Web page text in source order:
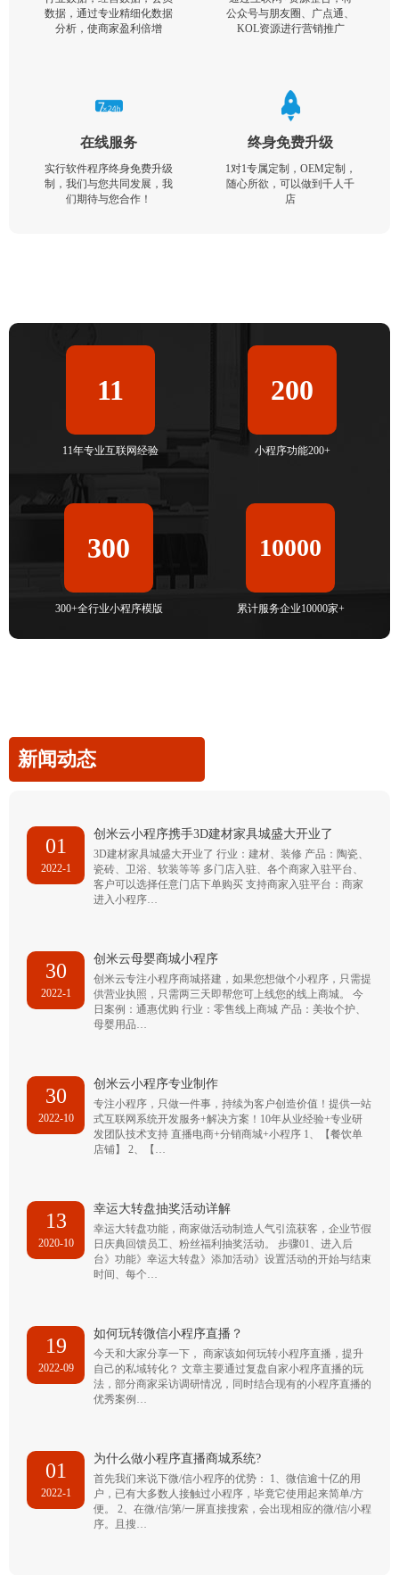
数据，通过专业精细化数据
分析，使商家盈利倍增
公众号与朋友圈、广点通、
KOL资源进行营销推广
在线服务
实行软件程序终身免费升级
制，我们与您共同发展，我
们期待与您合作！
终身免费升级
1对1专属定制，OEM定制，
随心所欲，可以做到千人千
店
11
11年专业互联网经验
200
小程序功能200+
300
300+全行业小程序模版
10000
累计服务企业10000家+
新闻动态
01
2022-1
创米云小程序携手3D建材家具城盛大开业了
3D建材家具城盛大开业了 行业：建材、装修 产品：陶瓷、
瓷砖、卫浴、软装等等 多门店入驻、各个商家入驻平台、
客户可以选择任意门店下单购买 支持商家入驻平台：商家
进入小程序…
30
2022-1
创米云母婴商城小程序
创米云专注小程序商城搭建，如果您想做个小程序，只需提
供营业执照，只需两三天即帮您可上线您的线上商城。 今
日案例：通惠优购 行业：零售线上商城 产品：美妆个护、
母婴用品…
30
2022-10
创米云小程序专业制作
专注小程序，只做一件事，持续为客户创造价值！提供一站
式互联网系统开发服务+解决方案！10年从业经验+专业研
发团队技术支持 直播电商+分销商城+小程序 1、【餐饮单
店铺】 2、【…
13
2020-10
幸运大转盘抽奖活动详解
幸运大转盘功能，商家做活动制造人气引流获客，企业节假
日庆典回馈员工、粉丝福利抽奖活动。 步骤01、进入后
台》功能》幸运大转盘》添加活动》设置活动的开始与结束
时间、每个…
19
2022-09
如何玩转微信小程序直播？
今天和大家分享一下， 商家该如何玩转小程序直播，提升
自己的私域转化？ 文章主要通过复盘自家小程序直播的玩
法，部分商家采访调研情况，同时结合现有的小程序直播的
优秀案例…
01
2022-1
为什么做小程序直播商城系统?
首先我们来说下微/信小程序的优势： 1、微信逾十亿的用
户，已有大多数人接触过小程序，毕竟它使用起来简单/方
便。 2、在微/信/第/一屏直接搜索，会出现相应的微/信/小程
序。且搜…